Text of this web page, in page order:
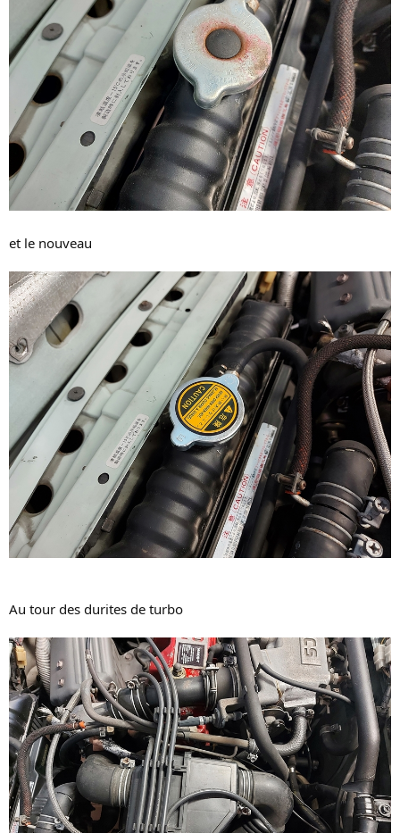
et le nouveau
Au tour des durites de turbo